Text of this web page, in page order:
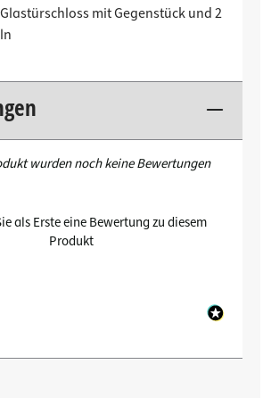
mit Gegenstück und 2
wurden noch keine Bewertungen
als Erste eine Bewertung zu diesem
Produkt